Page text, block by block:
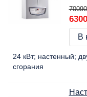
В
24 кВт настенный
сгорания